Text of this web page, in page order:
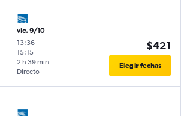
vie. 9/10
13:36-
15:15
Directo
2 h 39 min
$421
Elegir fechas